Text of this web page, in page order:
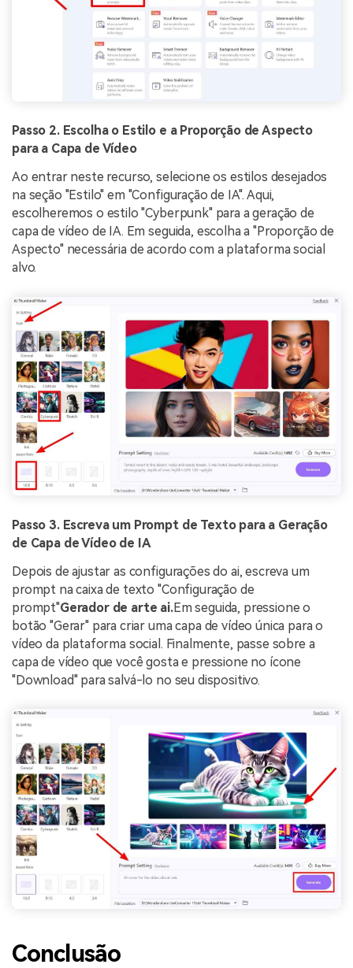
Passo 2. Escolha o Estilo e a Proporção de Aspecto
para a Capa de Vídeo
Ao entrar neste recurso, selecione os estilos desejados
na seção "Estilo" em "Configuração de IA". Aqui,
escolheremos o estilo "Cyberpunk" para a geração de
capa de vídeo de IA. Em seguida, escolha a "Proporção de
Aspecto" necessária de acordo com a plataforma social
alvo.
Passo 3. Escreva um Prompt de Texto para a Geração
de Capa de Vídeo de IA
Depois de ajustar as configurações do ai, escreva um
prompt na caixa de texto "Configuração de
prompt"Gerador de arte ai.Em seguida, pressione o
botão "Gerar" para criar uma capa de vídeo única para o
vídeo da plataforma social. Finalmente, passe sobre a
capa de vídeo que você gosta e pressione no ícone
"Download" para salvá-lo no seu dispositivo.
Conclusão